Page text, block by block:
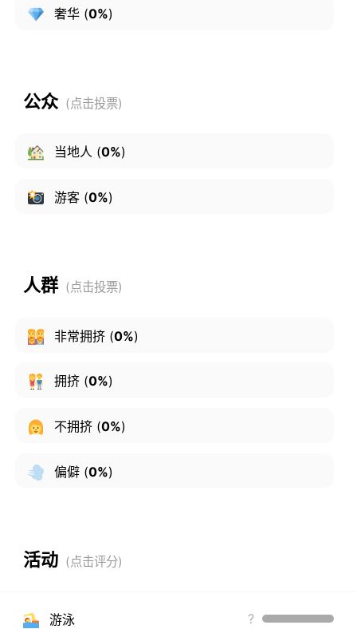
奢华(0%)
公众
当地人 (0%)
游客(0%)
人群
非常拥挤(0%)
拥挤(0%)
不拥挤(0%)
偏僻(0%)
活动
游泳 ?